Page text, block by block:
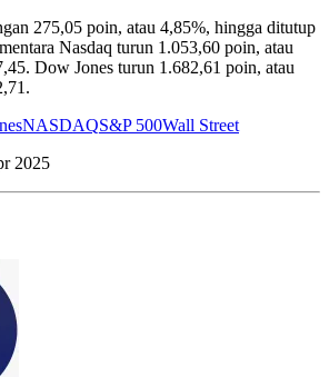
275,05 poin, atau 4,85%, hingga ditutup
Nasdaq turun 1.053,60 poin, atau
Dow Jones turun 1.682,61 poin, atau
NASDAQS&P 500Wall Street
2025